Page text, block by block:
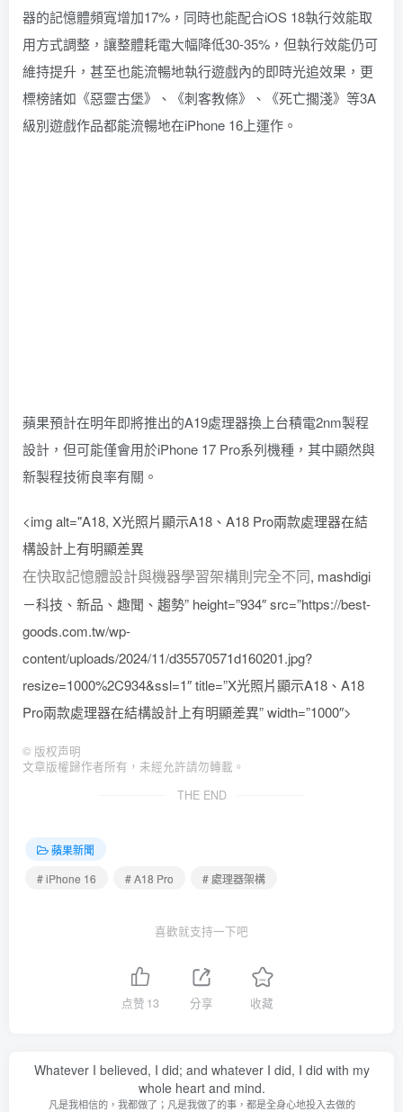
器的記憶體頻寬增加17%，同時也能配合iOS 18執行效能取
用方式調整，讓整體耗電大幅降低30-35%，但執行效能仍可
維持提升，甚至也能流暢地執行遊戲內的即時光追效果，更
標榜諸如《惡靈古堡》、《刺客教條》、《死亡擱淺》等3A
級別遊戲作品都能流暢地在iPhone 16上運作。
蘋果預計在明年即將推出的A19處理器換上台積電2nm製程
設計，但可能僅會用於iPhone 17 Pro系列機種，其中顯然與
新製程技術良率有關。
<img alt="A18, X光照片顯示A18、A18 Pro兩款處理器在結
構設計上有明顯差異
在快取記憶體設計與機器學習架構則完全不同, mashdigi
－科技、新品、趣聞、趨勢” height=”934″ src=”https://best-
goods.com.tw/wp-
content/uploads/2024/11/d35570571d160201.jpg?
resize=1000%2C934&ssl=1″ title=”X光照片顯示A18、A18
Pro兩款處理器在結構設計上有明顯差異” width=”1000″>
© 版权声明
文章版權歸作者所有，未經允許請勿轉載。
THE END
蘋果新聞
# iPhone 16
# A18 Pro # 處理器架構
喜歡就支持一下吧
点赞 13 分享 收藏
Whatever I believed, I did; and whatever I did, I did with my
whole heart and mind.
凡是我相信的，我都做了；凡是我做了的事，都是全身心地投入去做的